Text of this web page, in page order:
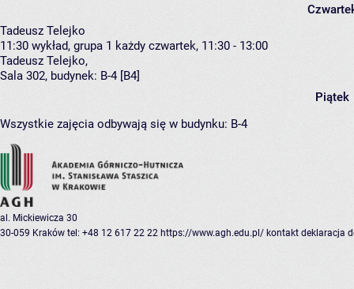
Tadeusz Telejko
11:30 wykład, grupa 1 każdy czwartek, 11:30 - 13:00
Tadeusz Telejko,
Sala 302, budynek: B-4 [B4]
Piątek
Wszystkie zajęcia odbywają się w budynku: B-4
al. Mickiewicza 30
30-059 Kraków tel: +48 12 617 22 22 https://www.agh.edu.pl/ kontakt deklaracja